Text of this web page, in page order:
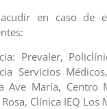
en caso de
Prevaler,
Servicios
Ave María, Centro
Clínica IEQ Los